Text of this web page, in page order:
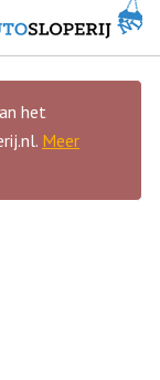
het
Meer